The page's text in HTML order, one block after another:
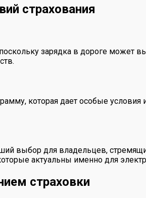
страхования
зарядка в дороге может
которая дает особые
выбор для владельцев,
актуальны именно для
страховки